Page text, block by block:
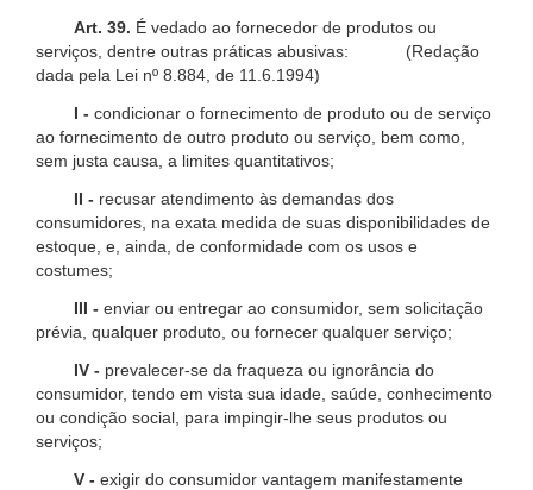
Art. 39. É vedado ao fornecedor de produtos ou
serviços, dentre outras práticas abusivas: (Redação
dada pela Lei nº 8.884, de 11.6.1994)
I - condicionar o fornecimento de produto ou de serviço
ao fornecimento de outro produto ou serviço, bem como,
sem justa causa, a limites quantitativos;
II - recusar atendimento às demandas dos
consumidores, na exata medida de suas disponibilidades de
estoque, e, ainda, de conformidade com os usos e
costumes;
III - enviar ou entregar ao consumidor, sem solicitação
prévia, qualquer produto, ou fornecer qualquer serviço;
IV - prevalecer-se da fraqueza ou ignorância do
consumidor, tendo em vista sua idade, saúde, conhecimento
ou condição social, para impingir-lhe seus produtos ou
serviços;
V - exigir do consumidor vantagem manifestamente